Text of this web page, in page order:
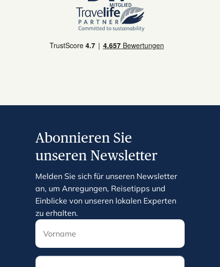
Abonnieren Sie
unseren Newsletter
Melden Sie sich für unseren Newsletter
an, um Anregungen, Reisetipps und
Einblicke von unseren lokalen Experten
zu erhalten.
E-Mail